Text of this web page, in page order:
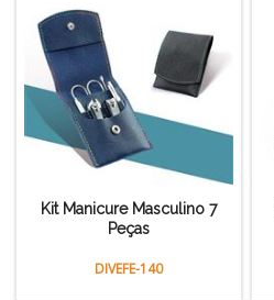
Kit Manicure Masculino 7
Peças
DIVEFE-140